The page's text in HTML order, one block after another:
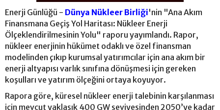
Enerji Günlüğü - Dünya Nükleer Birliği'nin "Ana Akım
Finansmana Geçiş Yol Haritası: Nükleer Enerji
Ölçeklendirilmesinin Yolu" raporu yayımlandı. Rapor,
nükleer enerjinin hükümet odaklı ve özel finansman
modelinden çıkıp kurumsal yatırımcılar için ana akım bir
enerji altyapısı varlık sınıfına dönüşmesi için gereken
koşulları ve yatırım ölçeğini ortaya koyuyor.
Rapora göre, küresel nükleer enerji talebinin karşılanması
için mevcut yaklaşık 400 GW seviyesinden 2050’ye kadar